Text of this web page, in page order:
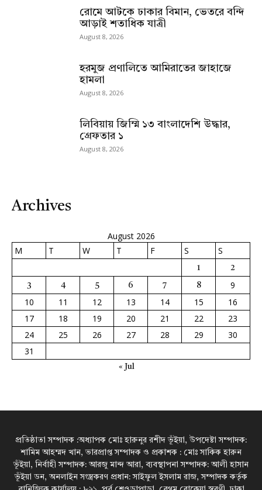
রোমে আটকে ঢাকার বিমান, ভেতরে বন্দি
আড়াই শতাধিক যাত্রী
August 8, 2026
হরমুজ প্রণালিতে আমিরাতের জাহাজে
হামলা
August 8, 2026
লিবিয়ায় জিম্মি ১৩ বাংলাদেশি উদ্ধার,
গ্রেফতার ১
August 8, 2026
Archives
August 2026
M
T W T F S S
1 2
3 4 5 6 7 8
9
10
11 12 13 14 15
16
17
18 19 20 21 22
23
24
25 26 27 28 29
30
31
« Jul
প্রতিষ্ঠাতা সম্পাদক :অধ্যাপক মোঃ হারুনুর রশীদ ভূঁইয়া, উপদেষ্টা সম্পাদক:
শামিম আহম্মদ খান, ভারপ্রাপ্ত সম্পাদক ও প্রকাশক : মোঃ সাকিক হারুন
ভূঁইয়া, নির্বাহী সম্পাদক: আরজু মান্দ আরা, ব্যবস্থাপনা সম্পাদক: আলী হাসান
ভূঁইয়া ডন, অনলাইন সংস্ত্রকরণ প্রধান: সাইফুল ইসলাম রাজ, সম্পাদক কর্তৃক